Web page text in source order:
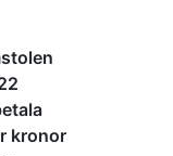
kronor